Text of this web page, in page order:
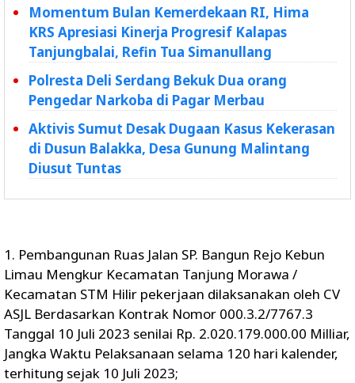
Momentum Bulan Kemerdekaan RI, Hima
KRS Apresiasi Kinerja Progresif Kalapas
Tanjungbalai, Refin Tua Simanullang
Polresta Deli Serdang Bekuk Dua orang
Pengedar Narkoba di Pagar Merbau
Aktivis Sumut Desak Dugaan Kasus Kekerasan
di Dusun Balakka, Desa Gunung Malintang
Diusut Tuntas
1. Pembangunan Ruas Jalan SP. Bangun Rejo Kebun
Limau Mengkur Kecamatan Tanjung Morawa /
Kecamatan STM Hilir pekerjaan dilaksanakan oleh CV
ASJL Berdasarkan Kontrak Nomor 000.3.2/7767.3
Tanggal 10 Juli 2023 senilai Rp. 2.020.179.000.00 Milliar,
Jangka Waktu Pelaksanaan selama 120 hari kalender,
terhitung sejak 10 Juli 2023;